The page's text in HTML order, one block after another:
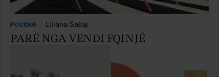
Politikë Liliana Saliaj
PARË NGA VENDI FQINJË